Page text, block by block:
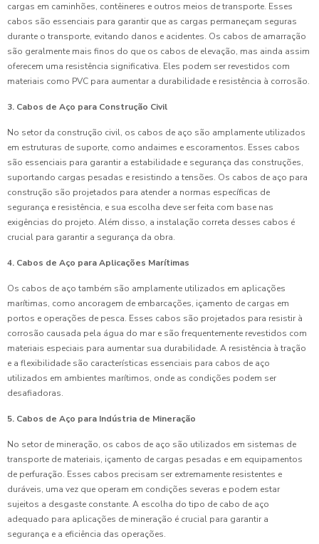
cargas em caminhões, contêineres e outros meios de transporte. Esses
cabos são essenciais para garantir que as cargas permaneçam seguras
durante o transporte, evitando danos e acidentes. Os cabos de amarração
são geralmente mais finos do que os cabos de elevação, mas ainda assim
oferecem uma resistência significativa. Eles podem ser revestidos com
materiais como PVC para aumentar a durabilidade e resistência à corrosão.
3. Cabos de Aço para Construção Civil
No setor da construção civil, os cabos de aço são amplamente utilizados
em estruturas de suporte, como andaimes e escoramentos. Esses cabos
são essenciais para garantir a estabilidade e segurança das construções,
suportando cargas pesadas e resistindo a tensões. Os cabos de aço para
construção são projetados para atender a normas específicas de
segurança e resistência, e sua escolha deve ser feita com base nas
exigências do projeto. Além disso, a instalação correta desses cabos é
crucial para garantir a segurança da obra.
4. Cabos de Aço para Aplicações Marítimas
Os cabos de aço também são amplamente utilizados em aplicações
marítimas, como ancoragem de embarcações, içamento de cargas em
portos e operações de pesca. Esses cabos são projetados para resistir à
corrosão causada pela água do mar e são frequentemente revestidos com
materiais especiais para aumentar sua durabilidade. A resistência à tração
e a flexibilidade são características essenciais para cabos de aço
utilizados em ambientes marítimos, onde as condições podem ser
desafiadoras.
5. Cabos de Aço para Indústria de Mineração
No setor de mineração, os cabos de aço são utilizados em sistemas de
transporte de materiais, içamento de cargas pesadas e em equipamentos
de perfuração. Esses cabos precisam ser extremamente resistentes e
duráveis, uma vez que operam em condições severas e podem estar
sujeitos a desgaste constante. A escolha do tipo de cabo de aço
adequado para aplicações de mineração é crucial para garantir a
segurança e a eficiência das operações.